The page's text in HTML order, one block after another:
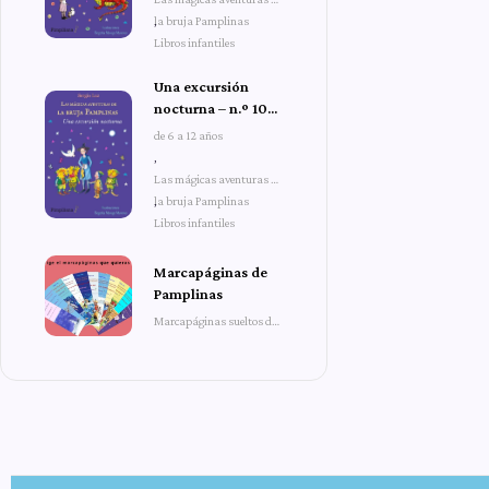
la bruja Pamplinas
,
Libros infantiles
Una excursión
nocturna – n.º 10
de Las mágicas
bruja Pamplinas
de 6 a 12 años
,
Las mágicas aventuras de
la bruja Pamplinas
,
Libros infantiles
Marcapáginas de
Pamplinas
Marcapáginas sueltos de